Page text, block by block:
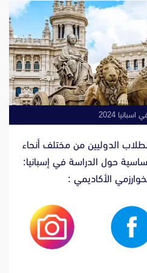
2024
الدوليين من مختلف أنحاء
حول الدراسة في إسبانيا:
الأكاديمي :